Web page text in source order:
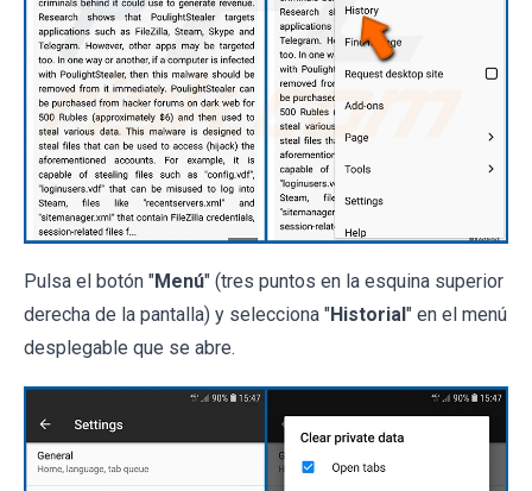
Pulsa el botón "Menú" (tres puntos en la esquina superior
derecha de la pantalla) y selecciona "Historial" en el menú
desplegable que se abre.